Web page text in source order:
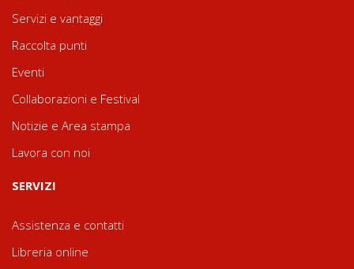
Servizi e vantaggi
Raccolta punti
Eventi
Collaborazioni e Festival
Notizie e Area stampa
Lavora con noi
SERVIZI
Assistenza e contatti
Libreria online